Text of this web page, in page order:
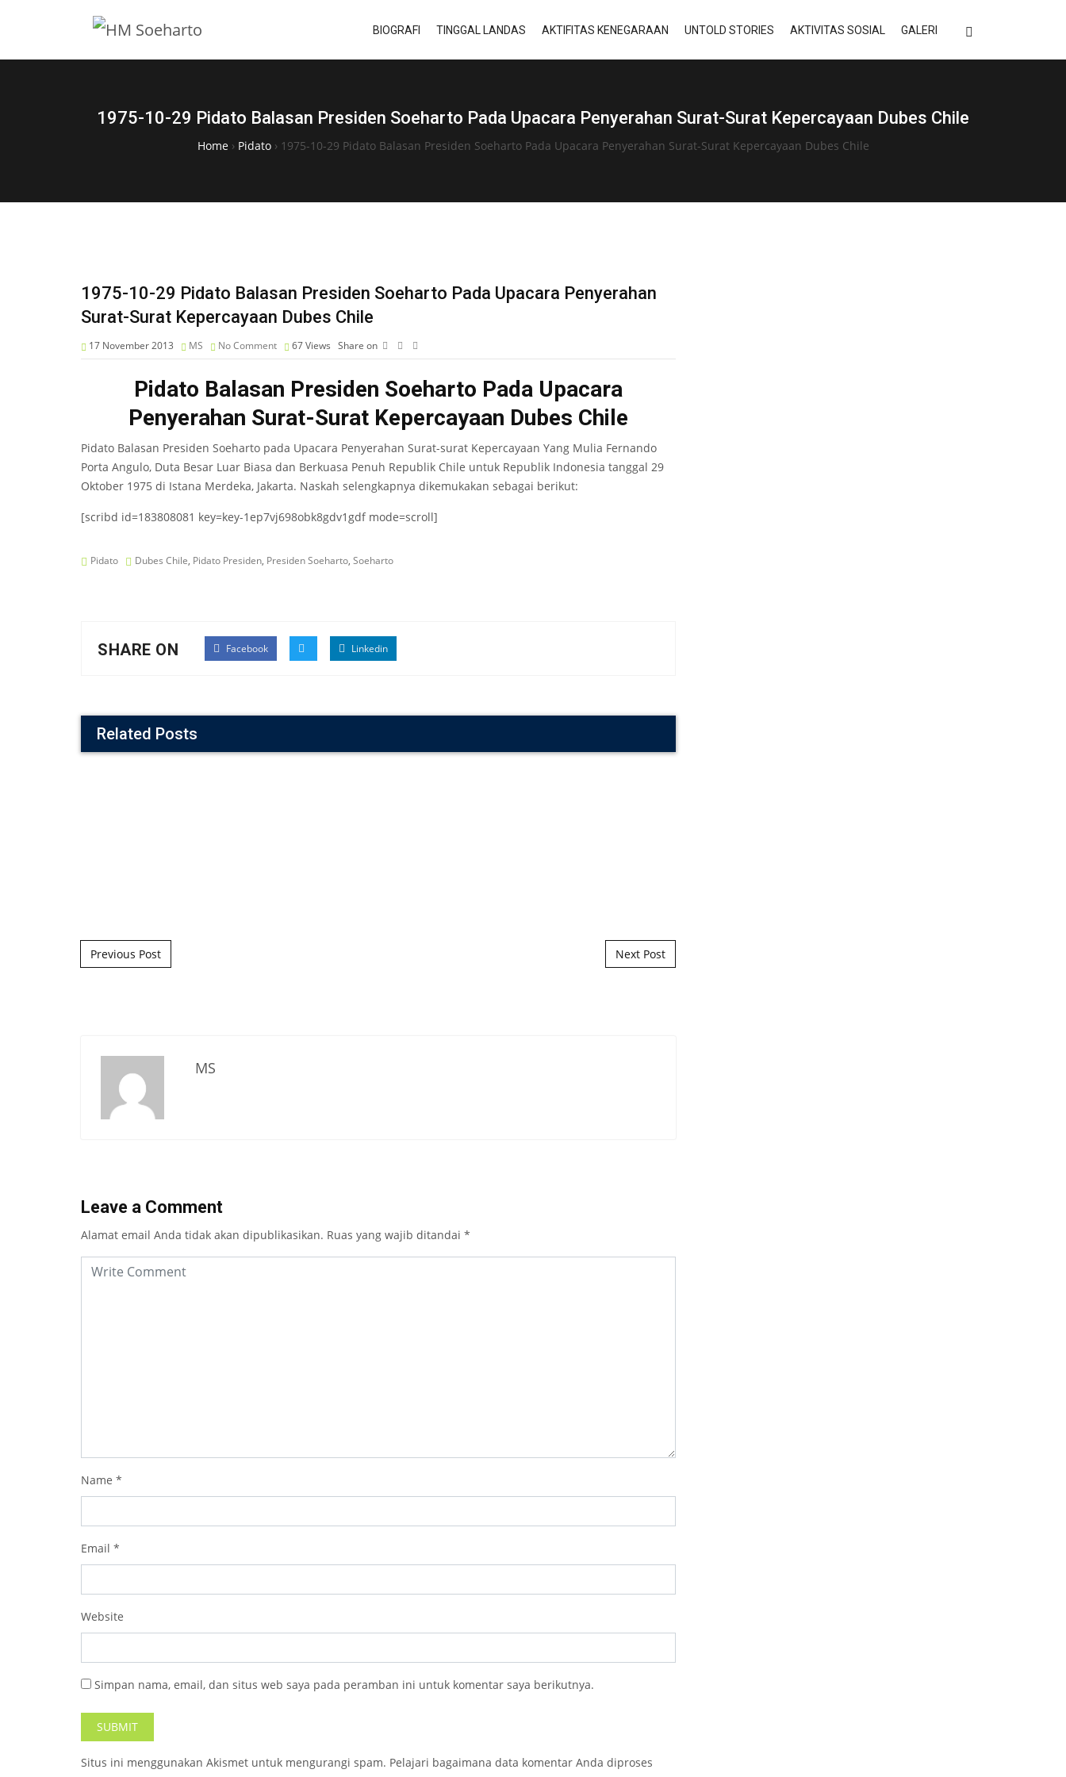
BIOGRAFI TINGGAL LANDAS AKTIFITAS KENEGARAAN UNTOLD STORIES AKTIVITAS SOSIAL GALERI
1975-10-29 Pidato Balasan Presiden Soeharto Pada Upacara Penyerahan Surat-Surat Kepercayaan Dubes Chile
Home› Pidato› 1975-10-29 Pidato Balasan Presiden Soeharto Pada Upacara Penyerahan Surat-Surat Kepercayaan Dubes Chile
1975-10-29 Pidato Balasan Presiden Soeharto Pada Upacara Penyerahan
Surat-Surat Kepercayaan Dubes Chile
17 November 2013 MS No Comment 67Views Share on
Pidato Balasan Presiden Soeharto Pada Upacara
Penyerahan Surat-Surat Kepercayaan Dubes Chile
Pidato Balasan Presiden Soeharto pada Upacara Penyerahan Surat-surat Kepercayaan Yang Mulia Fernando
Porta Angulo, Duta Besar Luar Biasa dan Berkuasa Penuh Republik Chile untuk Republik Indonesia tanggal 29
Oktober 1975 di Istana Merdeka, Jakarta. Naskah selengkapnya dikemukakan sebagai berikut:
[scribd id=183808081 key=key-1ep7vj698obk8gdv1gdf mode=scroll]
Pidato Dubes Chile, Pidato Presiden, Presiden Soeharto, Soeharto
SHARE ON Facebook Linkedin
Related Posts
Post navigation
Previous Post Next Post
MS
Leave a Comment
Alamat email Anda tidak akan dipublikasikan. Ruas yang wajib ditandai *
Name *
Email *
Website
Simpan nama, email, dan situs web saya pada peramban ini untuk komentar saya berikutnya.
Situs ini menggunakan Akismet untuk mengurangi spam. Pelajari bagaimana data komentar Anda diproses